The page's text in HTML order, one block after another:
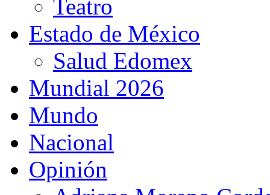
Teatro
Estado de México
Salud Edomex
Mundial 2026
Mundo
Nacional
Opinión